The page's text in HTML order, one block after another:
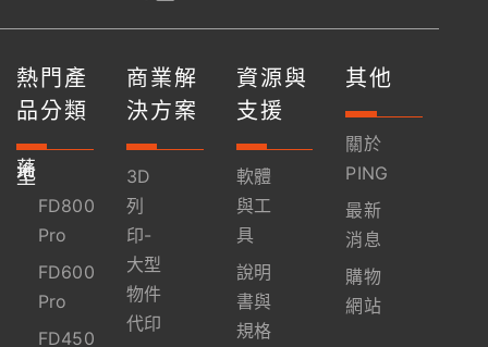
熱門產
品分類
落
地
型
FD800
Pro
FD600
Pro
FD450
商業解
決方案
3D
列
印-
大型
物件
代印
資源與
支援
軟體
與工
具
說明
書與
規格
其他
關於
PING
最新
消息
購物
網站